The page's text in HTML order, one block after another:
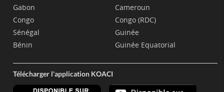
Gabon
Congo
Sénégal
Bénin
Cameroun
Congo (RDC)
Guinée
Guinée Equatorial
Télécharger l'application KOACI